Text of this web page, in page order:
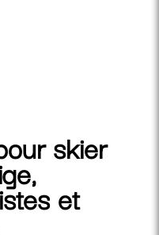
skier
et